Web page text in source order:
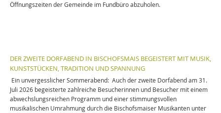
Öffnungszeiten der Gemeinde im Fundbüro abzuholen.
DER ZWEITE DORFABEND IN BISCHOFSMAIS BEGEISTERT MIT MUSIK,
KUNSTSTÜCKEN, TRADITION UND SPANNUNG
Ein unvergesslicher Sommerabend: Auch der zweite Dorfabend am 31.
Juli 2026 begeisterte zahlreiche Besucherinnen und Besucher mit einem
abwechslungsreichen Programm und einer stimmungsvollen
musikalischen Umrahmung durch die Bischofsmaiser Musikanten unter